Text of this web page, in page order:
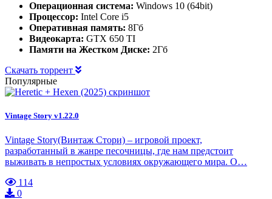
Операционная система: Windows 10 (64bit)
Процессор: Intel Core i5
Оперативная память: 8Гб
Видеокарта: GTX 650 TI
Памяти на Жестком Диске: 2Гб
Скачать торрент
Популярные
Vintage Story v1.22.0
Vintage Story(Винтаж Стори) – игровой проект,
разработанный в жанре песочницы, где нам предстоит
выживать в непростых условиях окружающего мира. О…
114
0